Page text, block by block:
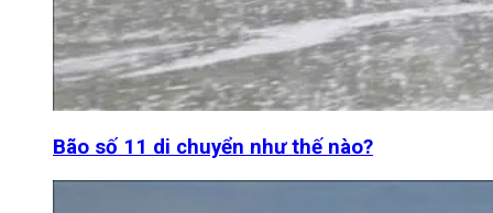
Bão số 11 di chuyển như thế nào?